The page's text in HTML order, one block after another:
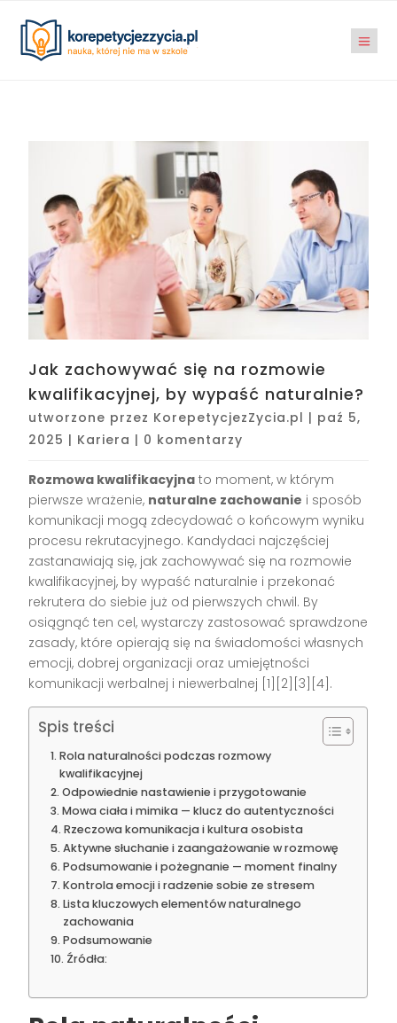
Jak zachowywać się na rozmowie
kwalifikacyjnej, by wypaść naturalnie?
utworzone przez KorepetycjezZycia.pl | paź 5,
2025 | Kariera | 0 komentarzy
Rozmowa kwalifikacyjna to moment, w którym
pierwsze wrażenie, naturalne zachowanie i sposób
komunikacji mogą zdecydować o końcowym wyniku
procesu rekrutacyjnego. Kandydaci najczęściej
zastanawiają się, jak zachowywać się na rozmowie
kwalifikacyjnej, by wypaść naturalnie i przekonać
rekrutera do siebie już od pierwszych chwil. By
osiągnąć ten cel, wystarczy zastosować sprawdzone
zasady, które opierają się na świadomości własnych
emocji, dobrej organizacji oraz umiejętności
komunikacji werbalnej i niewerbalnej [1][2][3][4] .
Spis treści
Rola naturalności podczas rozmowy
kwalifikacyjnej
Odpowiednie nastawienie i przygotowanie
Mowa ciała i mimika — klucz do autentyczności
Rzeczowa komunikacja i kultura osobista
Aktywne słuchanie i zaangażowanie w rozmowę
Podsumowanie i pożegnanie — moment finalny
Kontrola emocji i radzenie sobie ze stresem
Lista kluczowych elementów naturalnego
zachowania
Podsumowanie
Źródła: